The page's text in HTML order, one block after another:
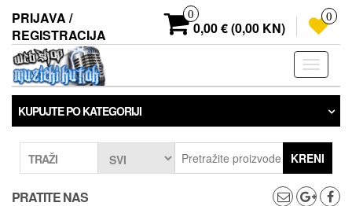
sadržaj
PRIJAVA /
REGISTRACIJA
0
0,00 € (0,00 KN)
0
KUPUJTE PO KATEGORIJI
TRAŽI KRENI
PRATITE NAS